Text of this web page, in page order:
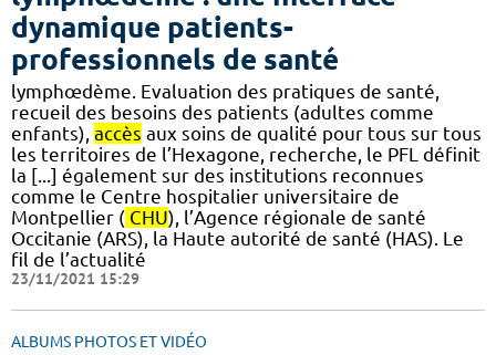
dynamique patients-
professionnels de santé
lymphœdème. Evaluation des pratiques de santé,
recueil des besoins des patients (adultes comme
enfants), accès aux soins de qualité pour tous sur tous
les territoires de l’Hexagone, recherche, le PFL définit
la [...] également sur des institutions reconnues
comme le Centre hospitalier universitaire de
Montpellier ( CHU), l’Agence régionale de santé
Occitanie (ARS), la Haute autorité de santé (HAS). Le
fil de l’actualité
23/11/2021 15:29
ALBUMS PHOTOS ET VIDÉO